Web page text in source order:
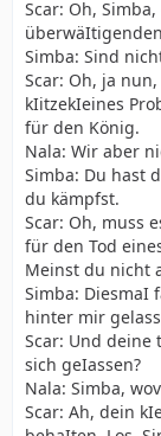
Scar: Oh,
Simba: Sind
Scar: Oh, ja
kIitzekIeines
für den König.
Nala: Wir aber
Simba: Du hast
du kämpfst.
Scar: Oh, muss
für den Tod
Meinst du nicht
Simba: DiesmaI
hinter mir
Scar: Und deine
sich geIassen?
Nala: Simba,
Scar: Ah, dein